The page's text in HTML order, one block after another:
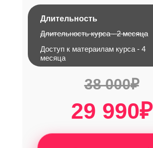
29 990₽
38 000₽
Длительность
Длительность курса - 2 месяца
Доступ к матераилам курса - 4
месяца